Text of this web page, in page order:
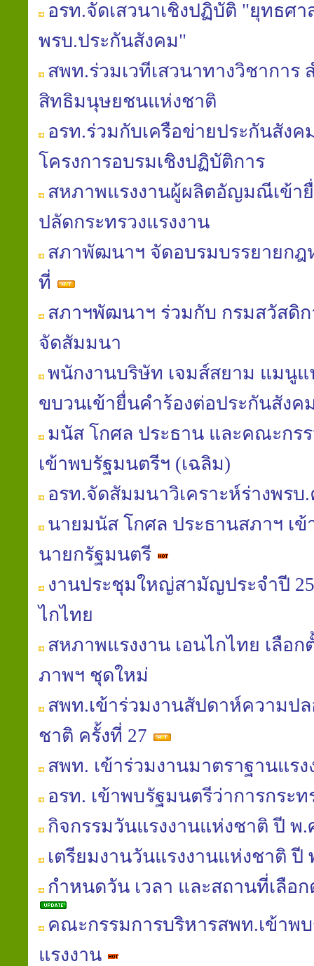
อรท.จัดเสวนาเชิงปฏิบัติ "ยุทธศา
พรบ.ประกันสังคม"
สพท.ร่วมเวทีเสวนาทางวิชากา
สิทธิมนุษยชนแห่งชาติ
อรท.ร่วมกับเครือข่ายประกันสัง
โครงการอบรมเชิงปฏิบัติการ
สหภาพแรงงานผู้ผลิตอัญมณีเข้า
ปลัดกระทรวงแรงงาน
สภาพัฒนาฯ จัดอบรมบรรยายกฎ
ที่
สภาฯพัฒนาฯ ร่วมกับ กรมสวัสดิก
จัดสัมมนา
พนักงานบริษัท เจมส์สยาม แมนูแ
ขบวนเข้ายื่นคำร้องต่อประกันสังค
มนัส โกศล ประธาน และคณะกร
เข้าพบรัฐมนตรีฯ (เฉลิม)
อรท.จัดสัมมนาวิเคราะห์ร่างพรบ
นายมนัส โกศล ประธานสภาฯ เ
นายกรัฐมนตรี
งานประชุมใหญ่สามัญประจำปี
ไกไทย
สหภาพแรงงาน เอนไกไทย เลือ
ภาพฯ ชุดใหม่
สพท.เข้าร่วมงานสัปดาห์ความป
ชาติ ครั้งที่ 27
สพท. เข้าร่วมงานมาตราฐานแร
อรท. เข้าพบรัฐมนตรีว่าการกระท
กิจกรรมวันแรงงานแห่งชาติ ปี พ.
เตรียมงานวันแรงงานแห่งชาติ ปี
กำหนดวัน เวลา และสถานที่เลือ
คณะกรรมการบริหารสพท.เข้าพ
แรงงาน